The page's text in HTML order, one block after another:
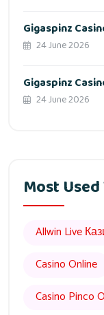
Gigaspinz
24 June 2026
Gigaspinz
24 June 2026
Most
Allwin Live
Casino Online
Casino Pinco